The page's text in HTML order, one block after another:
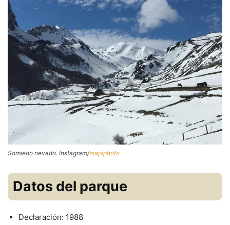
Somiedo nevado. Instagram/mapiphoto
Datos del parque
Declaración: 1988